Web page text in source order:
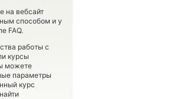
на вебсайт
способом и у
FAQ.
работы с
курсы
можете
параметры
курс